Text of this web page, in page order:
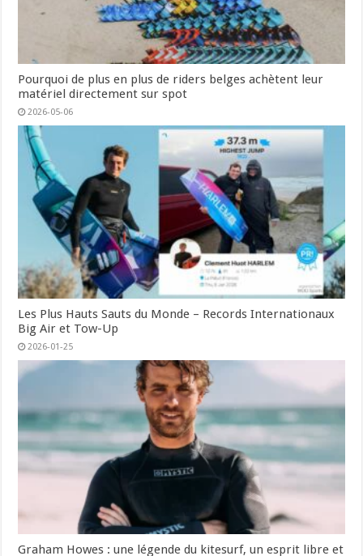
Pourquoi de plus en plus de riders belges achètent leur
matériel directement sur spot
2026-05-06
Les Plus Hauts Sauts du Monde – Records Internationaux
Big Air et Tow-Up
2026-01-25
Graham Howes : une légende du kitesurf, un esprit libre et